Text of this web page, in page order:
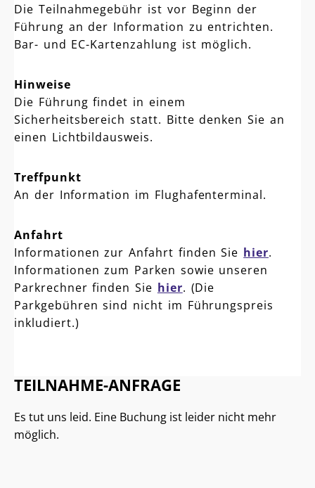
Die Teilnahmegebühr ist vor Beginn der
Führung an der Information zu entrichten.
Bar- und EC-Kartenzahlung ist möglich.
Hinweise
Die Führung findet in einem
Sicherheitsbereich statt. Bitte denken Sie an
einen Lichtbildausweis.
Treffpunkt
An der Information im Flughafenterminal.
Anfahrt
Informationen zur Anfahrt finden Sie hier.
Informationen zum Parken sowie unseren
Parkrechner finden Sie hier. (Die
Parkgebühren sind nicht im Führungspreis
inkludiert.)
TEILNAHME-ANFRAGE
Es tut uns leid. Eine Buchung ist leider nicht mehr
möglich.